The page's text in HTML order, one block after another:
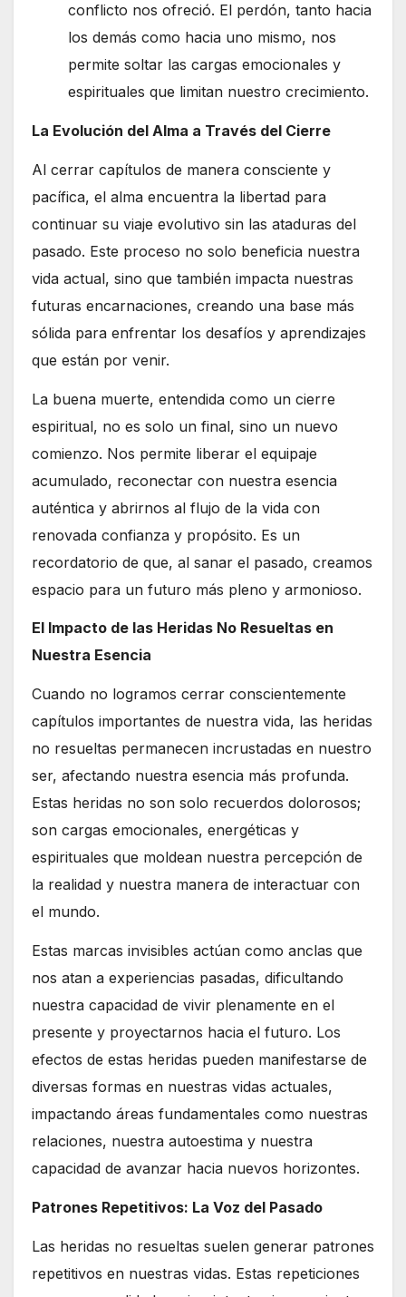
conflicto nos ofreció. El perdón, tanto hacia
los demás como hacia uno mismo, nos
permite soltar las cargas emocionales y
espirituales que limitan nuestro crecimiento.
La Evolución del Alma a Través del Cierre
Al cerrar capítulos de manera consciente y
pacífica, el alma encuentra la libertad para
continuar su viaje evolutivo sin las ataduras del
pasado. Este proceso no solo beneficia nuestra
vida actual, sino que también impacta nuestras
futuras encarnaciones, creando una base más
sólida para enfrentar los desafíos y aprendizajes
que están por venir.
La buena muerte, entendida como un cierre
espiritual, no es solo un final, sino un nuevo
comienzo. Nos permite liberar el equipaje
acumulado, reconectar con nuestra esencia
auténtica y abrirnos al flujo de la vida con
renovada confianza y propósito. Es un
recordatorio de que, al sanar el pasado, creamos
espacio para un futuro más pleno y armonioso.
El Impacto de las Heridas No Resueltas en
Nuestra Esencia
Cuando no logramos cerrar conscientemente
capítulos importantes de nuestra vida, las heridas
no resueltas permanecen incrustadas en nuestro
ser, afectando nuestra esencia más profunda.
Estas heridas no son solo recuerdos dolorosos;
son cargas emocionales, energéticas y
espirituales que moldean nuestra percepción de
la realidad y nuestra manera de interactuar con
el mundo.
Estas marcas invisibles actúan como anclas que
nos atan a experiencias pasadas, dificultando
nuestra capacidad de vivir plenamente en el
presente y proyectarnos hacia el futuro. Los
efectos de estas heridas pueden manifestarse de
diversas formas en nuestras vidas actuales,
impactando áreas fundamentales como nuestras
relaciones, nuestra autoestima y nuestra
capacidad de avanzar hacia nuevos horizontes.
Patrones Repetitivos: La Voz del Pasado
Las heridas no resueltas suelen generar patrones
repetitivos en nuestras vidas. Estas repeticiones